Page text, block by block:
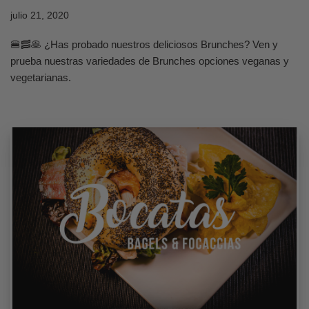
julio 21, 2020
🍔🥓🥞 ¿Has probado nuestros deliciosos Brunches? Ven y
prueba nuestras variedades de Brunches opciones veganas y
vegetarianas.